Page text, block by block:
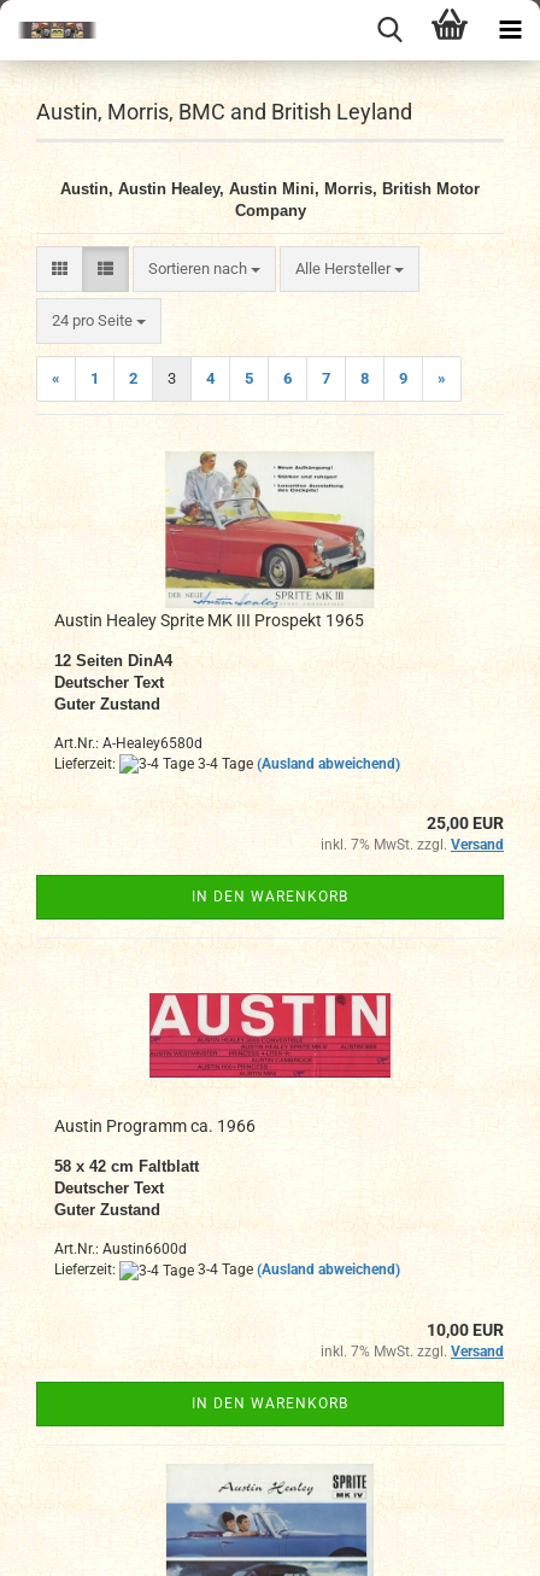
Austin, Morris, BMC and British Leyland
Austin, Austin Healey, Austin Mini, Morris, British Motor
Company
Sortieren nach
Sortieren nach Alle Hersteller
24 pro Seite
pro Seite
« 1 2 3 4 5 6 7 8 9 »
Austin Healey Sprite MK III Prospekt 1965
12Seiten DinA4
Deutscher Text
Guter Zustand
Art.Nr.: A-Healey6580d
Lieferzeit:
3-4 Tage (Ausland abweichend)
25,00 EUR
inkl. 7% MwSt. zzgl. Versand
IN DEN WARENKORB
Austin Programm ca. 1966
58 x 42 cm Faltblatt
Deutscher Text
Guter Zustand
Art.Nr.: Austin6600d
Lieferzeit:
3-4 Tage (Ausland abweichend)
10,00 EUR
inkl. 7% MwSt. zzgl. Versand
IN DEN WARENKORB